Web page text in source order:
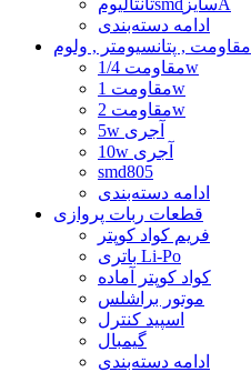
تانتالیومsmdسایزA
ادامه دسته‌بندی
مقاومت , پتانسیومتر , ولوم
مقاومت 1/4w
مقاومت 1w
مقاومت 2w
5w آجری
10w آجری
smd805
ادامه دسته‌بندی
قطعات ربات پروازی
فریم کواد کوپتر
باتری Li-Po
کواد کوپتر آماده
موتور براشلس
اسپید کنترل
گیمبال
ادامه دسته‌بندی